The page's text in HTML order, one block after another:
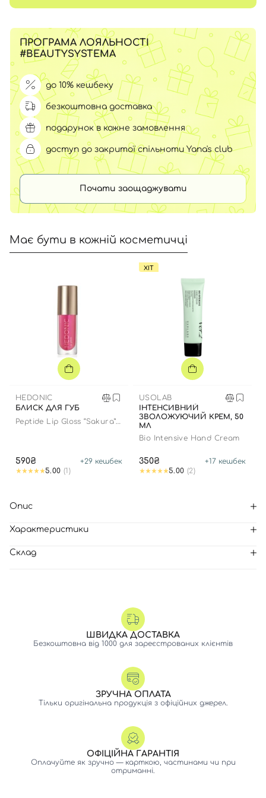
ПРОГРАМА ЛОЯЛЬНОСТІ
#BEAUTYSYSTEMA
до 10% кешбеку
безкоштовна доставка
подарунок в кожне замовлення
доступ до закритої спільноти Yana's club
Почати заощаджувати
Має бути в кожній косметичці
HEDONIC
БЛИСК ДЛЯ ГУБ
Peptide Lip Gloss “Sakura”
590₴ +29 кешбек
5.00 (1)
ХІТ
USOLAB
ІНТЕНСИВНИЙ
ЗВОЛОЖУЮЧИЙ КРЕМ, 50
МЛ
Bio Intensive Hand Cream
350₴ +17 кешбек
5.00 (2)
Опис
Характеристики
Склад
ШВИДКА ДОСТАВКА
Безкоштовна від 1000 для зареєстрованих клієнтів
ЗРУЧНА ОПЛАТА
Тільки оригінальна продукція з офіційних джерел.
ОФІЦІЙНА ГАРАНТІЯ
Оплачуйте як зручно — карткою, частинами чи при
отриманні.